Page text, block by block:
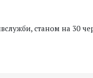
станом на 30